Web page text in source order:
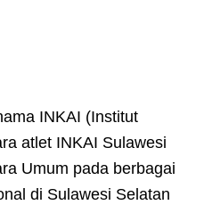
INKAI (Institut
atlet INKAI Sulawesi
Umum pada berbagai
di Sulawesi Selatan